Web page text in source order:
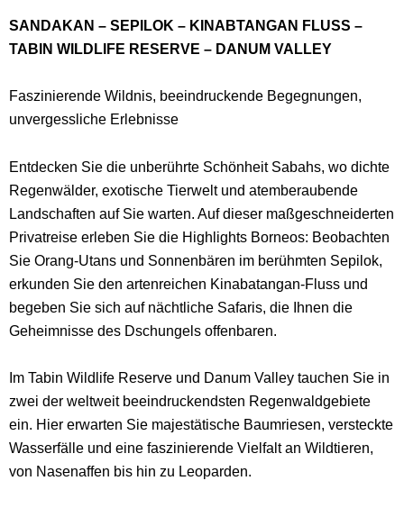
SANDAKAN – SEPILOK – KINABTANGAN FLUSS –
TABIN WILDLIFE RESERVE – DANUM VALLEY
Faszinierende Wildnis, beeindruckende Begegnungen,
unvergessliche Erlebnisse
Entdecken Sie die unberührte Schönheit Sabahs, wo dichte
Regenwälder, exotische Tierwelt und atemberaubende
Landschaften auf Sie warten. Auf dieser maßgeschneiderten
Privatreise erleben Sie die Highlights Borneos: Beobachten
Sie Orang-Utans und Sonnenbären im berühmten Sepilok,
erkunden Sie den artenreichen Kinabatangan-Fluss und
begeben Sie sich auf nächtliche Safaris, die Ihnen die
Geheimnisse des Dschungels offenbaren.
Im Tabin Wildlife Reserve und Danum Valley tauchen Sie in
zwei der weltweit beeindruckendsten Regenwaldgebiete
ein. Hier erwarten Sie majestätische Baumriesen, versteckte
Wasserfälle und eine faszinierende Vielfalt an Wildtieren,
von Nasenaffen bis hin zu Leoparden.